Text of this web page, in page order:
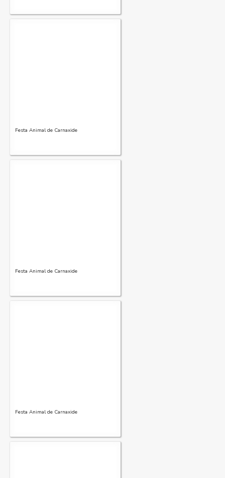
Festa Animal de Carnaxide
Festa Animal de Carnaxide
Festa Animal de Carnaxide